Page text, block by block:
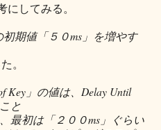
にしてみる。
初期値「５０ms」を増やす
。
Key」の値は、Delay Until
と
最初は「２００ms」ぐらい